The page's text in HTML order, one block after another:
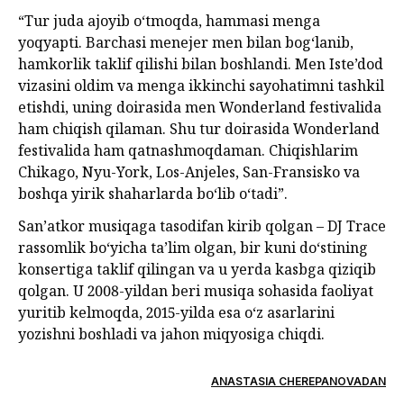
“Tur juda ajoyib o‘tmoqda, hammasi menga
yoqyapti. Barchasi menejer men bilan bog‘lanib,
hamkorlik taklif qilishi bilan boshlandi. Men Iste’dod
vizasini oldim va menga ikkinchi sayohatimni tashkil
etishdi, uning doirasida men Wonderland festivalida
ham chiqish qilaman. Shu tur doirasida Wonderland
festivalida ham qatnashmoqdaman. Chiqishlarim
Chikago, Nyu-York, Los-Anjeles, San-Fransisko va
boshqa yirik shaharlarda bo‘lib o‘tadi”.
San’atkor musiqaga tasodifan kirib qolgan – DJ Trace
rassomlik bo‘yicha ta’lim olgan, bir kuni do‘stining
konsertiga taklif qilingan va u yerda kasbga qiziqib
qolgan. U 2008-yildan beri musiqa sohasida faoliyat
yuritib kelmoqda, 2015-yilda esa o‘z asarlarini
yozishni boshladi va jahon miqyosiga chiqdi.
ANASTASIA CHEREPANOVADAN